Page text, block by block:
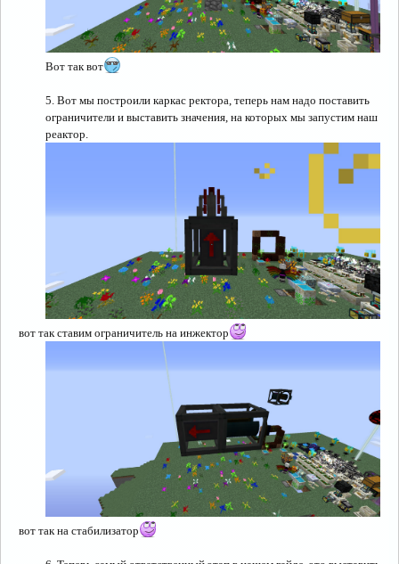
Вот так вот
5. Вот мы построили каркас ректора, теперь нам надо поставить
ограничители и выставить значения, на которых мы запустим наш
реактор.
вот так ставим ограничитель на инжектор
вот так на стабилизатор